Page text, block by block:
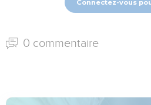
Connectez-vous
0 commentaire